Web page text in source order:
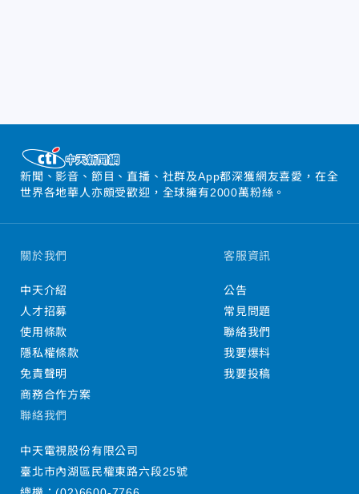
新聞、影音、節目、直播、社群及App都深獲網友喜愛，在全
世界各地華人亦頗受歡迎，全球擁有2000萬粉絲。
關於我們
中天介紹
人才招募
使用條款
隱私權條款
免責聲明
商務合作方案
客服資訊
公告
常見問題
聯絡我們
我要爆料
我要投稿
聯絡我們
中天電視股份有限公司
臺北市內湖區民權東路六段25號